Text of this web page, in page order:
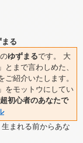
る
ゆずまるです。 大
まで言わしめた、
紹介いたします。
をモットウにしてい
初心者のあなたで
まれる前からあな